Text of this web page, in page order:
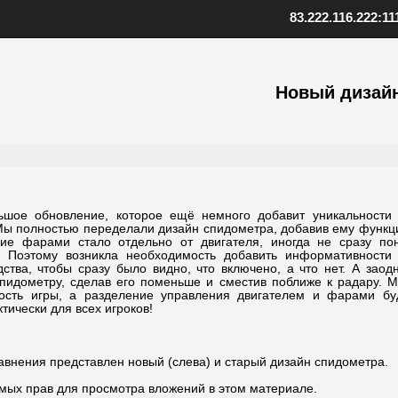
Установите клиент
Внизу в клиенте выберите
В верхнем меню нажмите
Подтвердите добавление,
Шаг 3 Добавьте
Новый
обновление, которое ещё немного добавит
полностью переделали дизайн спидометра, добавив ему
фарами стало отдельно от двигателя, иногда не сразу
Поэтому возникла необходимость добавить
чтобы сразу было видно, что включено, а что нет. А
сделав его поменьше и сместив поближе к радару.
игры, а разделение управления двигателем и фарами
для всех игроков!
представлен новый (слева) и старый дизайн спидометра.
прав для просмотра вложений в этом материале.